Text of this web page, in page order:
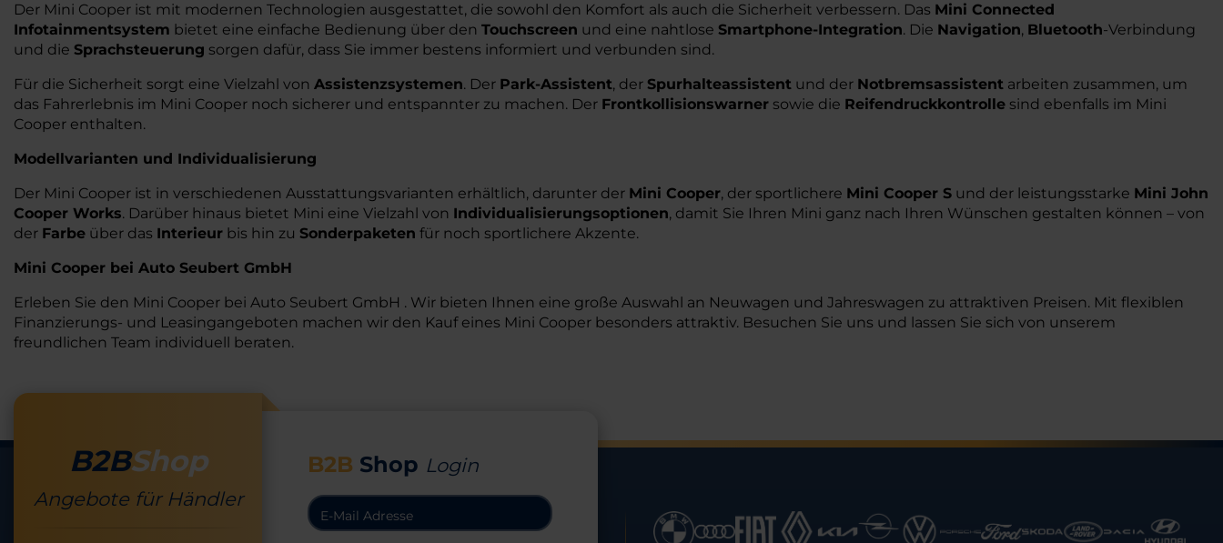
Der Mini Cooper ist mit modernen Technologien ausgestattet, die sowohl den Komfort als auch die Sicherheit verbessern. Das Mini Connected
Infotainmentsystem bietet eine einfache Bedienung über den Touchscreen und eine nahtlose Smartphone-Integration. Die Navigation, Bluetooth-Verbindung
und die Sprachsteuerung sorgen dafür, dass Sie immer bestens informiert und verbunden sind.
Für die Sicherheit sorgt eine Vielzahl von Assistenzsystemen. Der Park-Assistent, der Spurhalteassistent und der Notbremsassistent arbeiten zusammen, um
das Fahrerlebnis im Mini Cooper noch sicherer und entspannter zu machen. Der Frontkollisionswarner sowie die Reifendruckkontrolle sind ebenfalls im Mini
Cooper enthalten.
Modellvarianten und Individualisierung
Der Mini Cooper ist in verschiedenen Ausstattungsvarianten erhältlich, darunter der Mini Cooper, der sportlichere Mini Cooper S und der leistungsstarke Mini John
Cooper Works. Darüber hinaus bietet Mini eine Vielzahl von Individualisierungsoptionen, damit Sie Ihren Mini ganz nach Ihren Wünschen gestalten können – von
der Farbe über das Interieur bis hin zu Sonderpaketen für noch sportlichere Akzente.
Mini Cooper bei Auto Seubert GmbH
Erleben Sie den Mini Cooper bei Auto Seubert GmbH . Wir bieten Ihnen eine große Auswahl an Neuwagen und Jahreswagen zu attraktiven Preisen. Mit flexiblen
Finanzierungs- und Leasingangeboten machen wir den Kauf eines Mini Cooper besonders attraktiv. Besuchen Sie uns und lassen Sie sich von unserem
freundlichen Team individuell beraten.
B2BShop
Angebote für Händler
B2B Shop Login